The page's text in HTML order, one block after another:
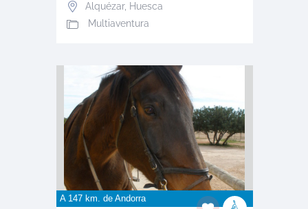
Alquézar, Huesca
Multiaventura
A 147 km. de Andorra